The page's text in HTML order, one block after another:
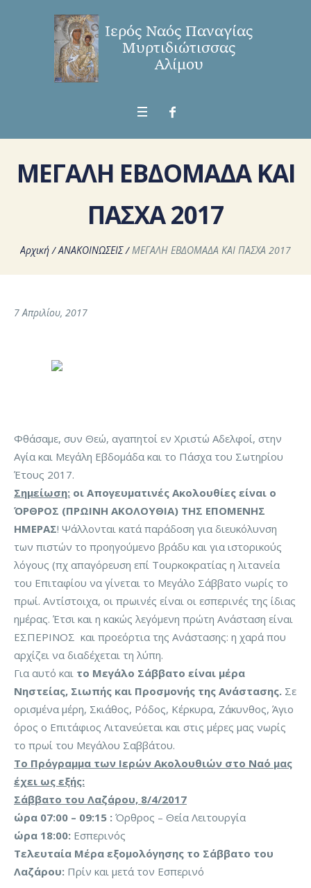
ΜΕΓΑΛΗ ΕΒΔΟΜΑΔΑ ΚΑΙ
ΠΑΣΧΑ 2017
Αρχική /ΑΝΑΚΟΙΝΩΣΕΙΣ /ΜΕΓΑΛΗ ΕΒΔΟΜΑΔΑ ΚΑΙ ΠΑΣΧΑ 2017
7 Απριλίου, 2017
Φθάσαμε, συν Θεώ, αγαπητοί εν Χριστώ Αδελφοί, στην
Αγία και Μεγάλη Εβδομάδα και το Πάσχα του Σωτηρίου
Έτους 2017.
Σημείωση: οι Απογευματινές Ακολουθίες είναι ο
ΌΡΘΡΟΣ (ΠΡΩΙΝΗ ΑΚΟΛΟΥΘΙΑ) ΤΗΣ ΕΠΟΜΕΝΗΣ
ΗΜΕΡΑΣ! Ψάλλονται κατά παράδοση για διευκόλυνση
των πιστών το προηγούμενο βράδυ και για ιστορικούς
λόγους (πχ απαγόρευση επί Τουρκοκρατίας η λιτανεία
του Επιταφίου να γίνεται το Μεγάλο Σάββατο νωρίς το
πρωί. Αντίστοιχα, οι πρωινές είναι οι εσπερινές της ίδιας
ημέρας. Έτσι και η κακώς λεγόμενη πρώτη Ανάσταση είναι
ΕΣΠΕΡΙΝΟΣ και προεόρτια της Ανάστασης: η χαρά που
αρχίζει να διαδέχεται τη λύπη.
Για αυτό και το Μεγάλο Σάββατο είναι μέρα
Νηστείας, Σιωπής και Προσμονής της Ανάστασης. Σε
ορισμένα μέρη, Σκιάθος, Ρόδος, Κέρκυρα, Ζάκυνθος, Άγιο
όρος ο Επιτάφιος Λιτανεύεται και στις μέρες μας νωρίς
το πρωί του Μεγάλου Σαββάτου.
Το Πρόγραμμα των Ιερών Ακολουθιών στο Ναό μας
έχει ως εξής:
Σάββατο του Λαζάρου, 8/4/2017
ώρα 07:00 – 09:15 : Όρθρος – Θεία Λειτουργία
ώρα 18:00: Εσπερινός
Τελευταία Μέρα εξομολόγησης το Σάββατο του
Λαζάρου: Πρίν και μετά τον Εσπερινό